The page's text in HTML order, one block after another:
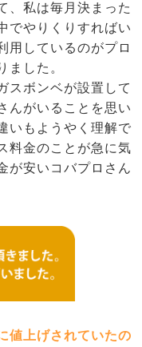
、私は毎月決まった
でやりくりすればい
用しているのがプロ
ました。
スボンベが設置して
んがいることを思い
いもようやく理解で
料金のことが急に気
が安いコバプロさん
値上げされていたの